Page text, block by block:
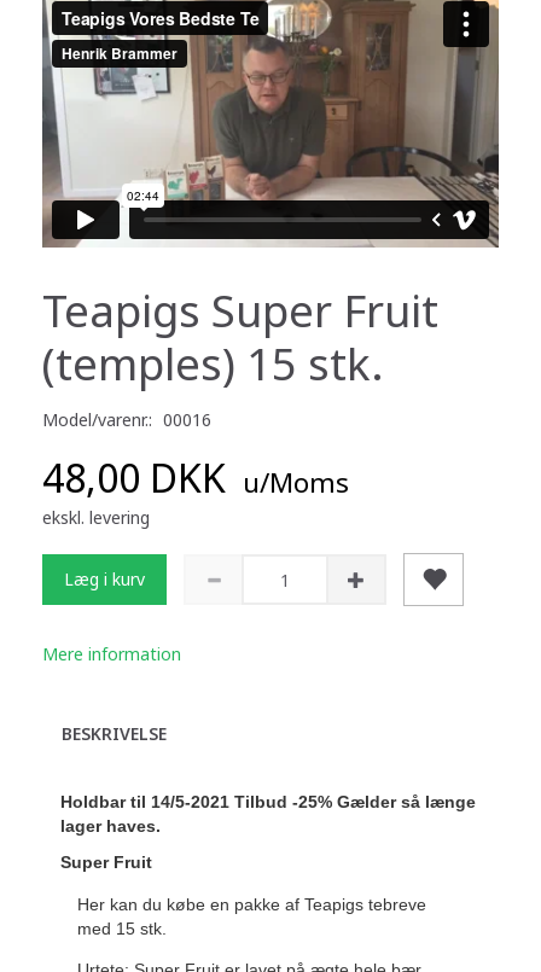
Teapigs Super Fruit
(temples) 15 stk.
Model/varenr.: 00016
48,00 DKK u/Moms
ekskl. levering
Læg i kurv
Mere information
BESKRIVELSE
Holdbar til 14/5-2021 Tilbud -25% Gælder så længe
lager haves.
Super Fruit
Her kan du købe en pakke af Teapigs tebreve
med 15 stk.